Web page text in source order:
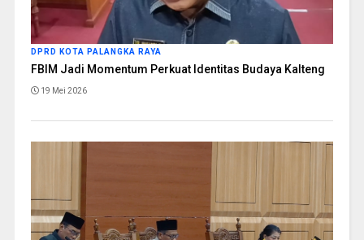
DPRD KOTA PALANGKA RAYA
FBIM Jadi Momentum Perkuat Identitas Budaya Kalteng
19 Mei 2026